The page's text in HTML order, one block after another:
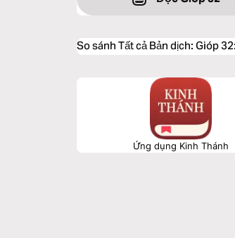
So sánh Tất cả Bản dịch:Gióp
Ứng dụng Kinh Thánh